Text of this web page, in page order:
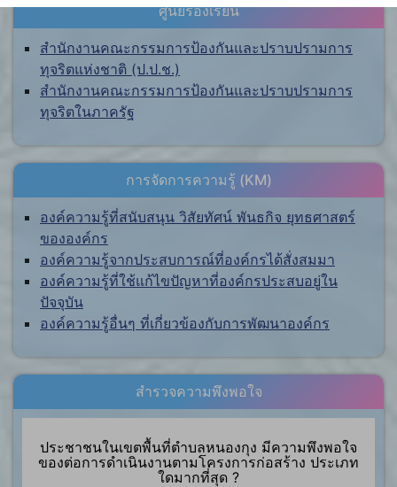
ศูนย์ร้องเรียน
สำนักงานคณะกรรมการป้องกันและปราบปรามการ
ทุจริตแห่งชาติ (ป.ป.ช.)
สำนักงานคณะกรรมการป้องกันและปราบปรามการ
ทุจริตในภาครัฐ
การจัดการความรู้ (KM)
องค์ความรู้ที่สนับสนุน วิสัยทัศน์ พันธกิจ ยุทธศาสตร์
ขององค์กร
องค์ความรู้จากประสบการณ์ที่องค์กรได้สั่งสมมา
องค์ความรู้ที่ใช้แก้ไขปัญหาที่องค์กรประสบอยู่ใน
ปัจจุบัน
องค์ความรู้อื่นๆ ที่เกี่ยวข้องกับการพัฒนาองค์กร
สำรวจความพึงพอใจ
ประชาชนในเขตพื้นที่ตำบลหนองกุง มีความพึงพอใจ
ของต่อการดำเนินงานตามโครงการก่อสร้าง ประเภท
ใดมากที่สุด ?